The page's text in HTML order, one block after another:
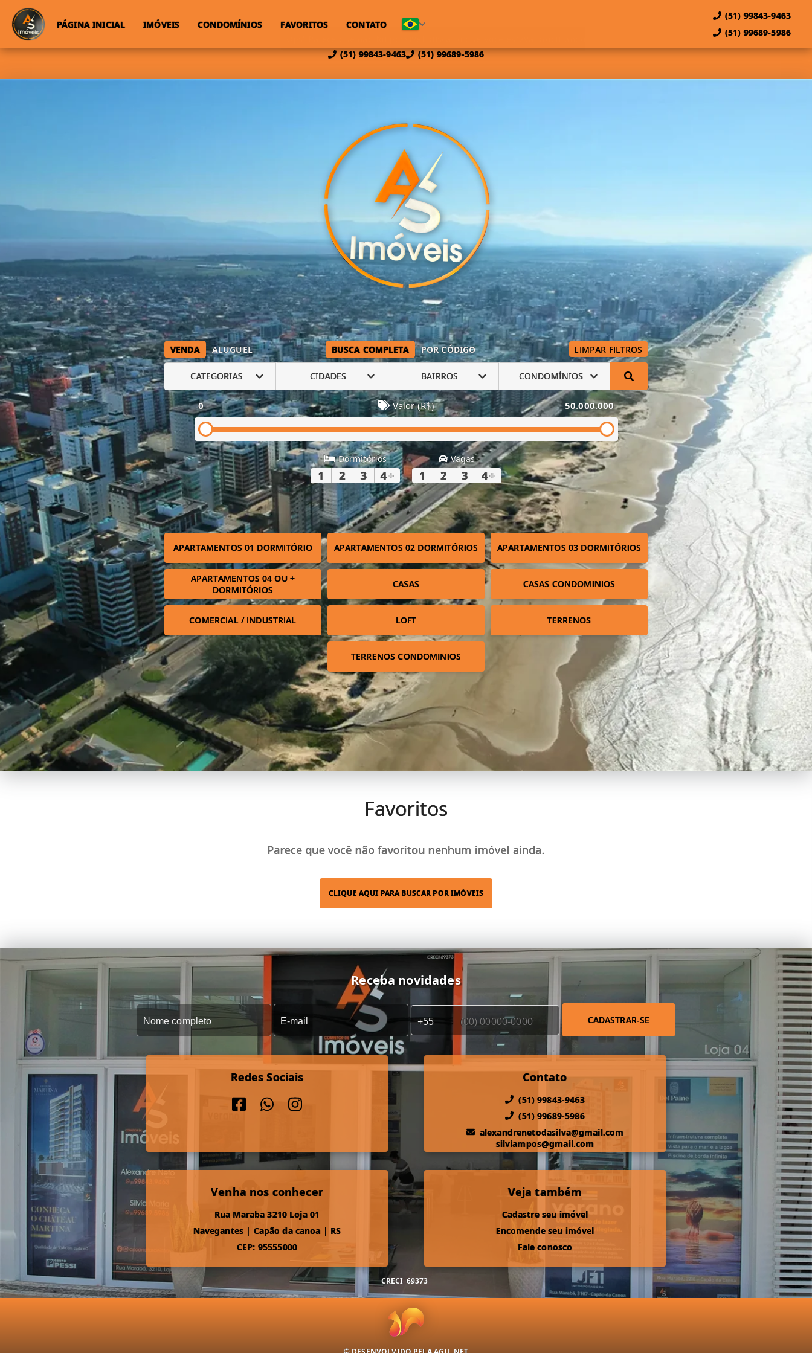
(51) 99843-9463 (51) 99689-5986
PÁGINA INICIAL IMÓVEIS CONDOMÍNIOS FAVORITOS CONTATO
(51) 99843-9463
(51) 99689-5986
VENDA ALUGUEL BUSCA COMPLETA POR CÓDIGO LIMPAR FILTROS
CATEGORIAS CIDADES BAIRROS CONDOMÍNIOS
0 Valor (R$) 50.000.000
Dormitórios
1 2 3 4+
Vagas
1 2 3 4+
APARTAMENTOS 01 DORMITÓRIO APARTAMENTOS 02 DORMITÓRIOS APARTAMENTOS 03 DORMITÓRIOS
APARTAMENTOS 04 OU +
DORMITÓRIOS
CASAS CASAS CONDOMINIOS
COMERCIAL / INDUSTRIAL LOFT TERRENOS
TERRENOS CONDOMINIOS
Favoritos
Parece que você não favoritou nenhum imóvel ainda.
CLIQUE AQUI PARA BUSCAR POR IMÓVEIS
Receba novidades
CADASTRAR-SE
Redes Sociais Contato
(51) 99843-9463
(51) 99689-5986
alexandrenetodasilva@gmail.com
silviampos@gmail.com
Venha nos conhecer
Rua Maraba 3210 Loja 01
Navegantes | Capão da canoa | RS
CEP: 95555000
Veja também
Cadastre seu imóvel
Encomende seu imóvel
Fale conosco
CRECI 69373